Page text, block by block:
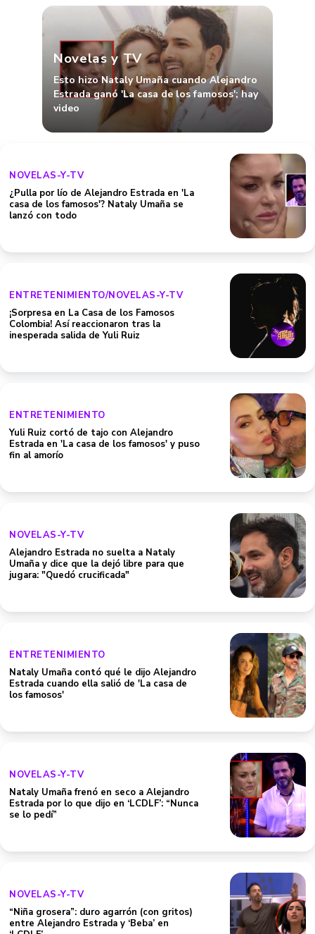
Novelas y TV
Esto hizo Nataly Umaña cuando Alejandro
Estrada ganó 'La casa de los famosos'; hay
video
NOVELAS-Y-TV
¿Pulla por lío de Alejandro Estrada en 'La
casa de los famosos'? Nataly Umaña se
lanzó con todo
ENTRETENIMIENTO/NOVELAS-Y-TV
¡Sorpresa en La Casa de los Famosos
Colombia! Así reaccionaron tras la
inesperada salida de Yuli Ruiz
ENTRETENIMIENTO
Yuli Ruiz cortó de tajo con Alejandro
Estrada en 'La casa de los famosos' y puso
fin al amorío
NOVELAS-Y-TV
Alejandro Estrada no suelta a Nataly
Umaña y dice que la dejó libre para que
jugara: "Quedó crucificada"
ENTRETENIMIENTO
Nataly Umaña contó qué le dijo Alejandro
Estrada cuando ella salió de 'La casa de
los famosos'
NOVELAS-Y-TV
Nataly Umaña frenó en seco a Alejandro
Estrada por lo que dijo en ‘LCDLF’: “Nunca
se lo pedí”
NOVELAS-Y-TV
“Niña grosera”: duro agarrón (con gritos)
entre Alejandro Estrada y ‘Beba’ en